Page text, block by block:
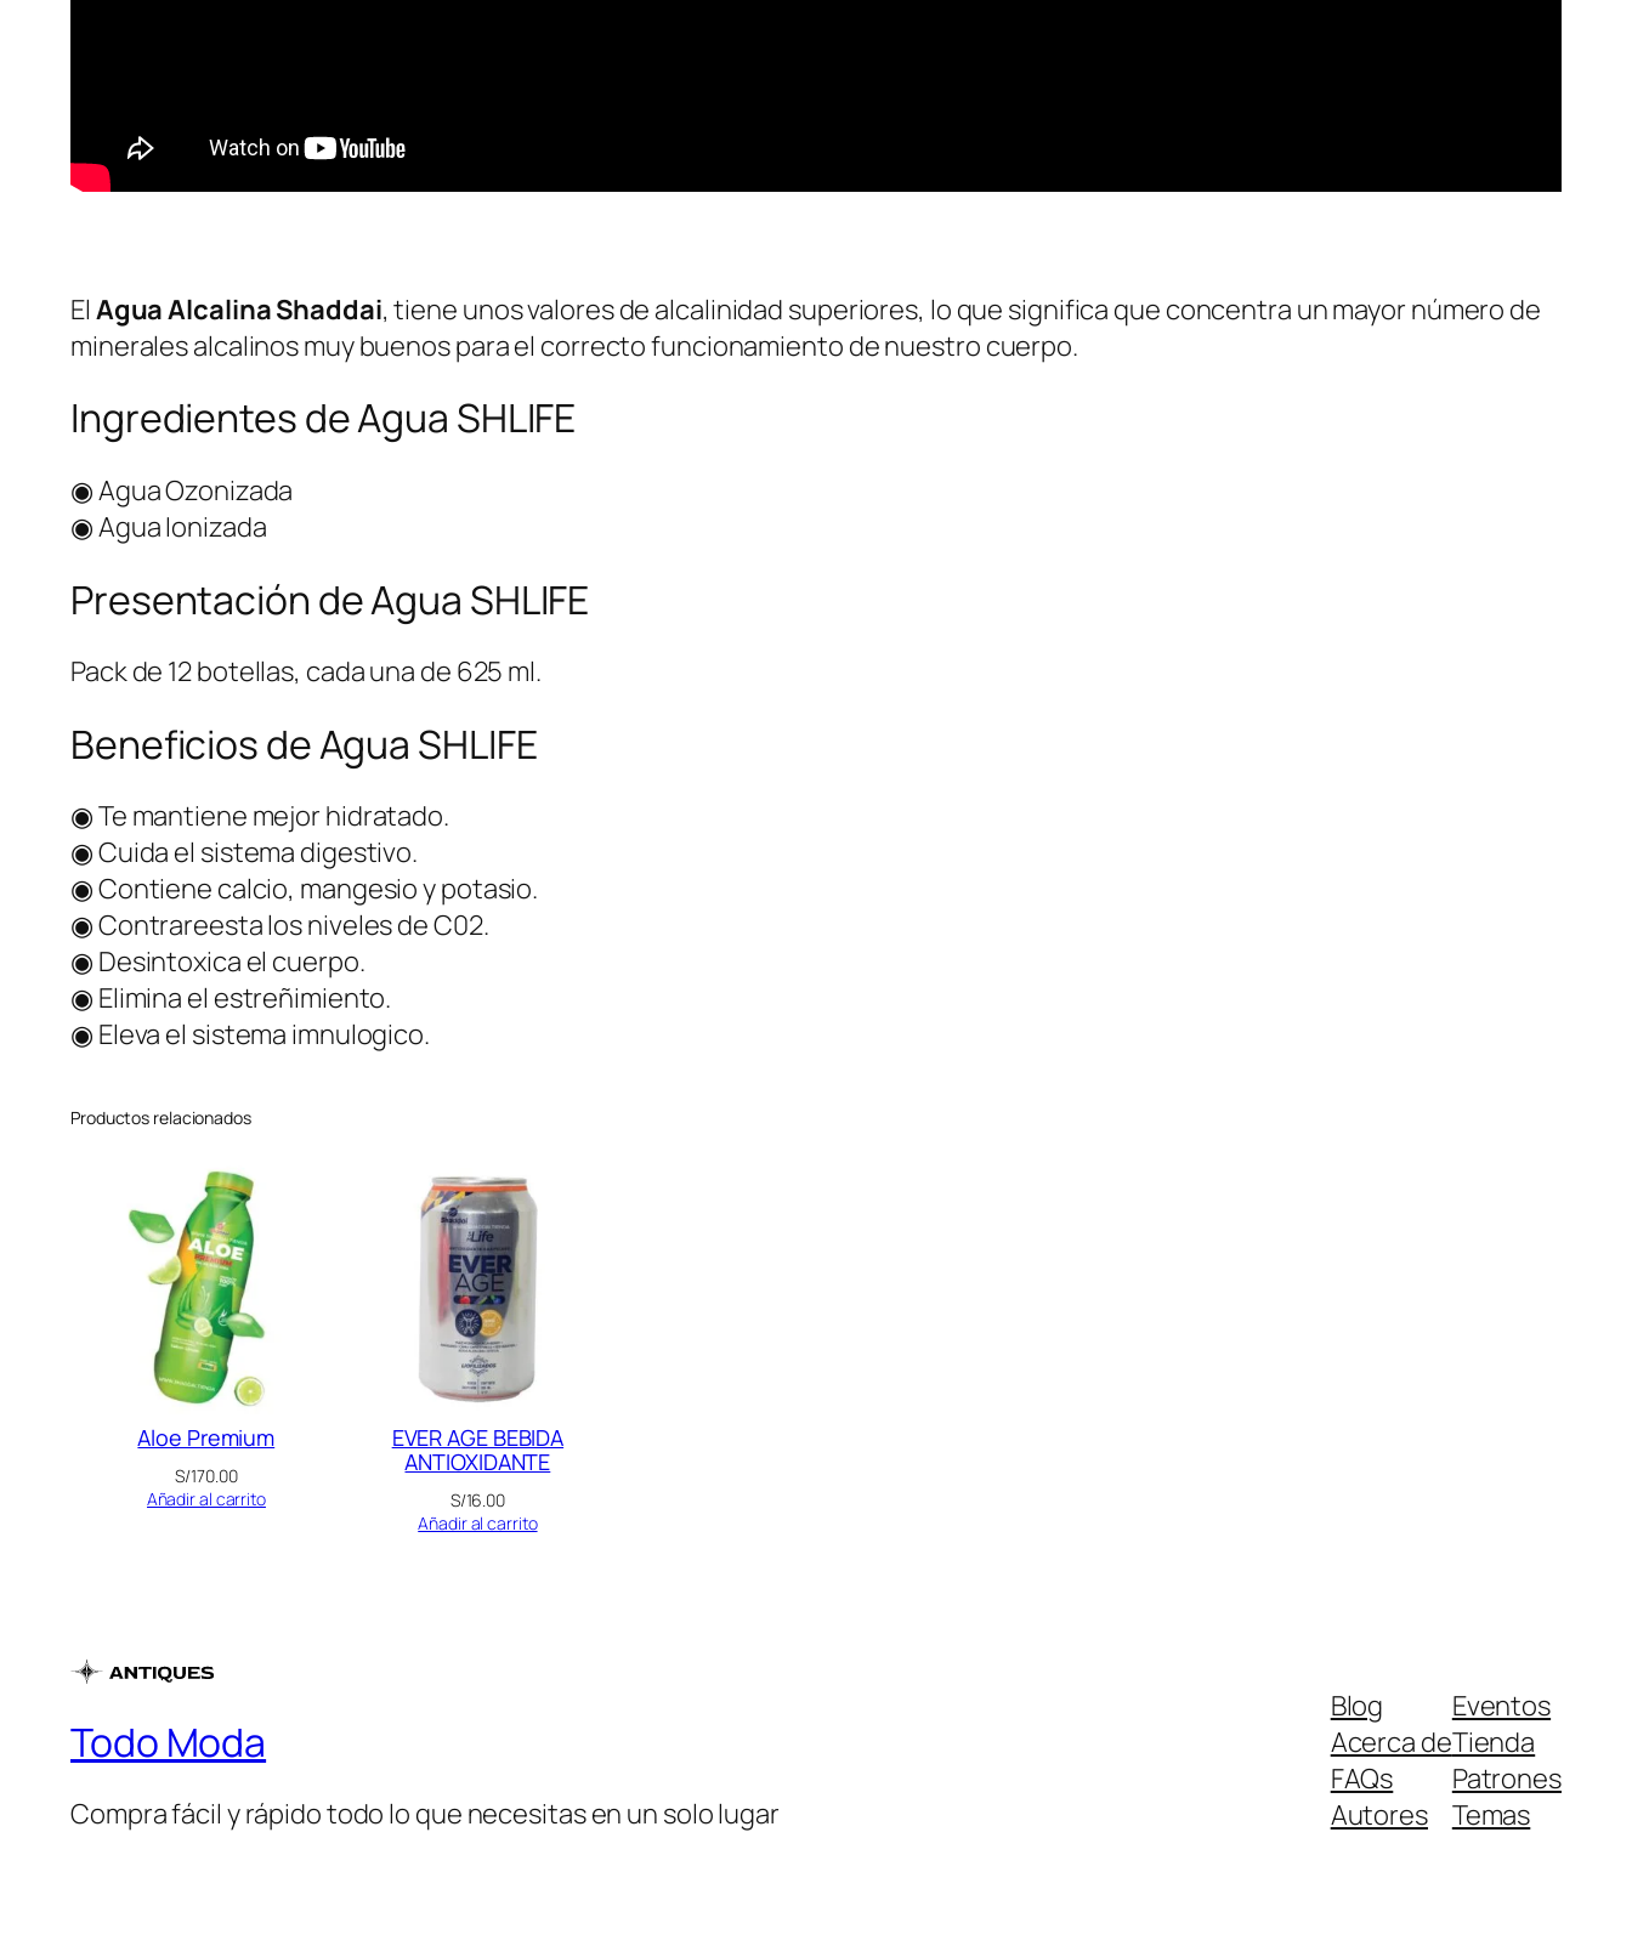
El Agua Alcalina Shaddai, tiene unos valores de alcalinidad superiores, lo que significa que concentra un mayor número de
minerales alcalinos muy buenos para el correcto funcionamiento de nuestro cuerpo.
Ingredientes de Agua SHLIFE
◉ Agua Ozonizada
◉ Agua Ionizada
Presentación de Agua SHLIFE
Pack de 12 botellas, cada una de 625 ml.
Beneficios de Agua SHLIFE
◉ Te mantiene mejor hidratado.
◉ Cuida el sistema digestivo.
◉ Contiene calcio, mangesio y potasio.
◉ Contrareesta los niveles de C02.
◉ Desintoxica el cuerpo.
◉ Elimina el estreñimiento.
◉ Eleva el sistema imnulogico.
Productos relacionados
Aloe Premium
S/170.00
Añadir al carrito
EVER AGE BEBIDA
ANTIOXIDANTE
S/16.00
Añadir al carrito
Todo Moda
Compra fácil y rápido todo lo que necesitas en un solo lugar
Blog
Acerca de
FAQs
Autores
Eventos
Tienda
Patrones
Temas